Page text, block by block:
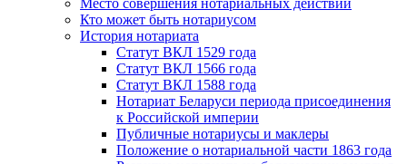
Место совершения нотариальных действий
Кто может быть нотариусом
История нотариата
Статут ВКЛ 1529 года
Статут ВКЛ 1566 года
Статут ВКЛ 1588 года
Нотариат Беларуси периода присоединения
к Российской империи
Публичные нотариусы и маклеры
Положение о нотариальной части 1863 года